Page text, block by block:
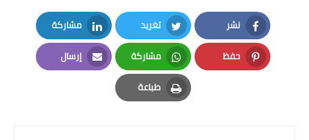
المرحلة الابتدائية
المرحلة المتوسطة
المرحلة الاعدادية
نشر
Facebook
تغريد
Twitter
مشاركة
LinkedIn
حفظ
Pinterest
مشاركة
Whatsapp
إرسال
Email
طباعة
Print